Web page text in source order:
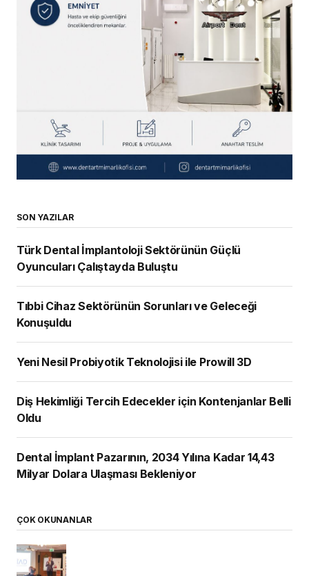
SON YAZILAR
Türk Dental İmplantoloji Sektörünün Güçlü
Oyuncuları Çalıştayda Buluştu
Tıbbi Cihaz Sektörünün Sorunları ve Geleceği
Konuşuldu
Yeni Nesil Probiyotik Teknolojisi ile Prowill 3D
Diş Hekimliği Tercih Edecekler için Kontenjanlar Belli
Oldu
Dental İmplant Pazarının, 2034 Yılına Kadar 14,43
Milyar Dolara Ulaşması Bekleniyor
ÇOK OKUNANLAR